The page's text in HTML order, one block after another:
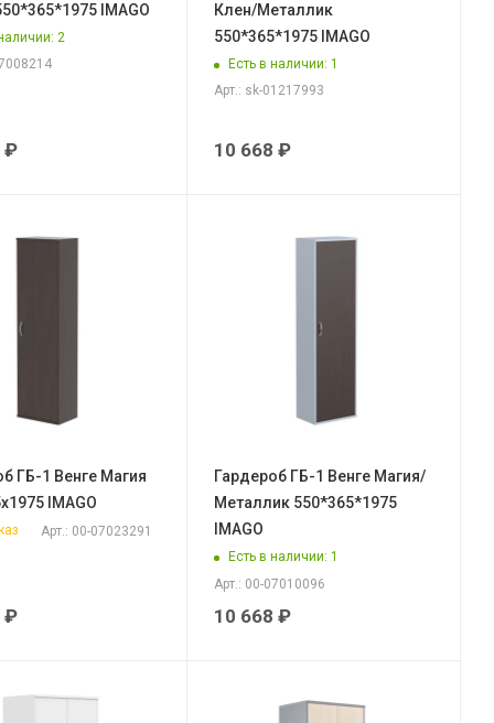
IMAGO
: 2
₽
Клен/Металлик
550*365*1975 IMAGO
Есть в наличии: 1
Арт.: sk-01217993
10 668 ₽
ГБ-1 Венге Магия
IMAGO
Арт.: 00-07023291
₽
Гардероб ГБ-1 Венге Магия/
Металлик 550*365*1975
IMAGO
Есть в наличии: 1
Арт.: 00-07010096
10 668 ₽